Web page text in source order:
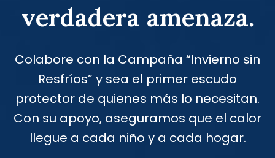
verdadera amenaza.
Colabore con la Campaña “Invierno sin
Resfríos” y sea el primer escudo
protector de quienes más lo necesitan.
Con su apoyo, aseguramos que el calor
llegue a cada niño y a cada hogar.